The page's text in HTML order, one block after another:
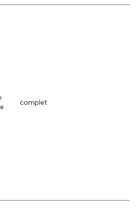
complet